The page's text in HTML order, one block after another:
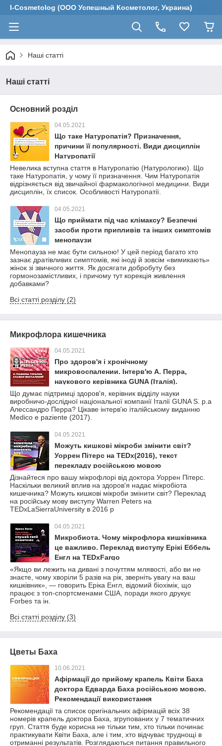
I-Cosmetolog (ООО Успешный Косметолог, Украина)
Наші статті
Наші статті
Основний розділ
04.05.2021
Що таке Натуропатія? Призначення,
причини її популярності. Види дисциплін
Натуропатії
Невелика вступна стаття в Натуропатію (Натурологию). Що
таке Натуропатія, у чому її призначення. Чим Натуропатія
відрізняється від звичайної фармакологічної медицини. Види
дисциплін, їх список. Особливості Натуропатії.
04.05.2021
Що приймати під час клімаксу? Безпечні
засоби проти припливів та інших симптомів
менопаузи
Менопауза не має бути сильною! У цей період багато хто
зазнає дратівливих симптомів, які іноді й зовсім «вимикають»
жінок зі звичного життя. Як досягати добробуту без
гормонозамістливих, і причому тут корекція живлення
добавками?
Всі статті розділу (2)
Микрофлора кишечника
04.05.2021
Про здоров'я і хронічному
микровоспалении. Інтерв'ю А. Перра,
наукового керівника GUNA (Італія).
Що думає підтримці здоров'я, керівник відділу науки
виробничо-дослідної національної компанії Італії GUNA S. p.a
Алессандро Перра? Цікаве інтерв'ю італійському виданню
Medico e paziente (2017).
04.05.2021
Можуть кишкові мікроби змінити світ?
Уоррен Пітерс на TEDx(2016), текст
перекладу російською мовою
Дізнайтеся про вашу мікрофлорі від доктора Уоррен Пітерс.
Наскільки великий вплив на здоров'я надає мікробіота
кишечника? Можуть кишкові мікроби змінити світ? Переклад
на російську мову виступу Warren Peters на
TEDxLaSierraUniversity в 2016 р
04.05.2021
Микробиота. Чому мікрофлора кишківника
це важливо. Переклад виступу Ерікі Еббель
Енгл на TEDxFargo
«Якщо ви лежить на дивані з почуттям млявості, або ви не
знаєте, чому хворіли 5 разів на рік, зверніть увагу на ваш
кишківник», — говорить Еріка Енгл, відомий біохімік, що
працює з топ-спортсменами США, поради якого друкує
Forbes та ін.
Всі статті розділу (3)
Цветы Баха
10.06.2021
Афірмації до прийому крапель Квіти Баха
доктора Едварда Баха російською мовою.
Рекомендації використання
Рекомендації та список оригінальних афірмацій всіх 38
номерів крапель доктора Баха, згрупованих у 7 тематичних
груп. Стаття буде корисна не тільки тим, хто тільки починає
практикувати Квіти Баха, але і тим, хто відчуває труднощі в
отриманні результатів. Розглядаються питання правильного